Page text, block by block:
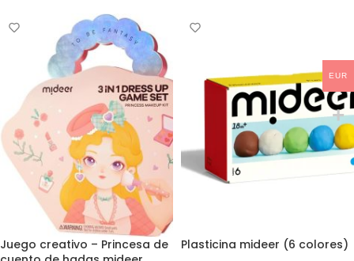
Juego creativo – Princesa de
Plasticina mideer (6 colores)
EUR